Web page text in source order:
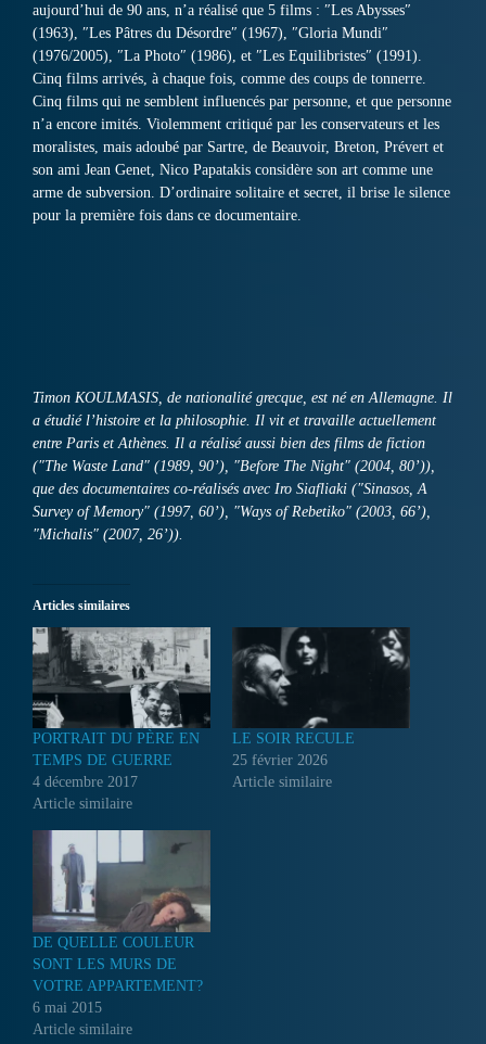
aujourd’hui de 90 ans, n’a réalisé que 5 films : ″Les Abysses″
(1963), ″Les Pâtres du Désordre″ (1967), ″Gloria Mundi″
(1976/2005), ″La Photo″ (1986), et ″Les Equilibristes″ (1991).
Cinq films arrivés, à chaque fois, comme des coups de tonnerre.
Cinq films qui ne semblent influencés par personne, et que personne
n’a encore imités. Violemment critiqué par les conservateurs et les
moralistes, mais adoubé par Sartre, de Beauvoir, Breton, Prévert et
son ami Jean Genet, Nico Papatakis considère son art comme une
arme de subversion. D’ordinaire solitaire et secret, il brise le silence
pour la première fois dans ce documentaire.
Timon KOULMASIS, de nationalité grecque, est né en Allemagne. Il
a étudié l’histoire et la philosophie. Il vit et travaille actuellement
entre Paris et Athènes. Il a réalisé aussi bien des films de fiction
(″The Waste Land″ (1989, 90’), ″Before The Night″ (2004, 80’)),
que des documentaires co-réalisés avec Iro Siafliaki (″Sinasos, A
Survey of Memory″ (1997, 60’), ″Ways of Rebetiko″ (2003, 66’),
″Michalis″ (2007, 26’)).
Articles similaires
PORTRAIT DU PÈRE EN
TEMPS DE GUERRE
4 décembre 2017
Article similaire
LE SOIR RECULE
25 février 2026
Article similaire
DE QUELLE COULEUR
SONT LES MURS DE
VOTRE APPARTEMENT?
6 mai 2015
Article similaire